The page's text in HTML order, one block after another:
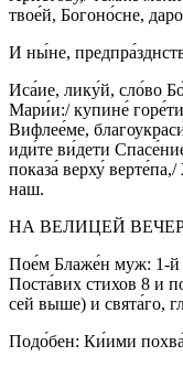
твое́й, Богоно́сне,
И ны́не,
Иса́ие, лику́й, сло́во
Мари́и:/ купине́
Вифлее́ме,
иди́те ви́дети
показа́ верху́
наш.
НА ВЕЛИЦЕЙ
Пое́м Блаже́н муж: 1-й
Поста́вих стихов 8 и
сей выше) и свята́го,
Подо́бен: Ки́ими